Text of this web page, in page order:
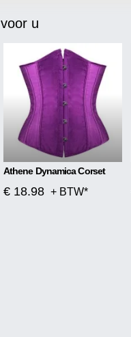
u
Athene Dynamica Corset
€ 18.98 + BTW*